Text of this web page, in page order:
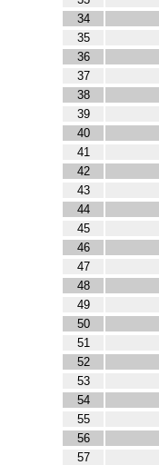
34
35
36
37
38
39
40
41
42
43
44
45
46
47
48
49
50
51
52
53
54
55
56
57